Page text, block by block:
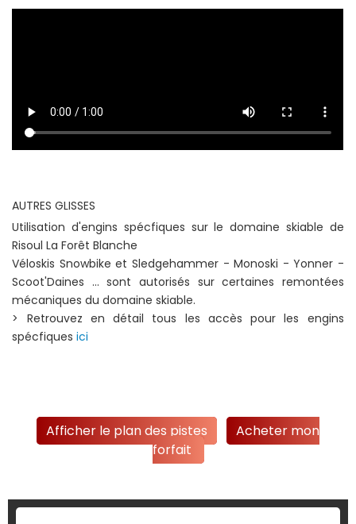
AUTRES GLISSES
Utilisation d'engins spécfiques sur le domaine skiable de
Risoul La Forêt Blanche
Véloskis Snowbike et Sledgehammer - Monoski - Yonner -
Scoot'Daines ... sont autorisés sur certaines remontées
mécaniques du domaine skiable.
> Retrouvez en détail tous les accès pour les engins
spécfiques ici
Afficher le plan des pistes
Acheter mon
forfait